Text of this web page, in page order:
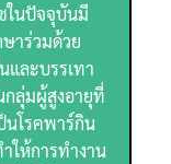
ในปัจจุบันมี
าร่วมด้วย
และบรรเทา
กลุ่มผู้สูงอายุที่
นโรคพาร์กิน
ให้การทำงาน